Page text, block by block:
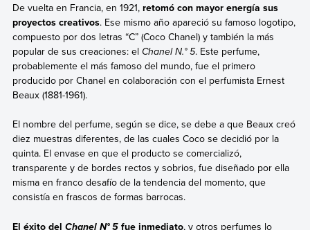
De vuelta en Francia, en 1921, retomó con mayor energía sus
proyectos creativos. Ese mismo año apareció su famoso logotipo,
compuesto por dos letras “C” (Coco Chanel) y también la más
popular de sus creaciones: el Chanel N.° 5. Este perfume,
probablemente el más famoso del mundo, fue el primero
producido por Chanel en colaboración con el perfumista Ernest
Beaux (1881-1961).
El nombre del perfume, según se dice, se debe a que Beaux creó
diez muestras diferentes, de las cuales Coco se decidió por la
quinta. El envase en que el producto se comercializó,
transparente y de bordes rectos y sobrios, fue diseñado por ella
misma en franco desafío de la tendencia del momento, que
consistía en frascos de formas barrocas.
El éxito del Chanel N° 5fue inmediato, y otros perfumes lo